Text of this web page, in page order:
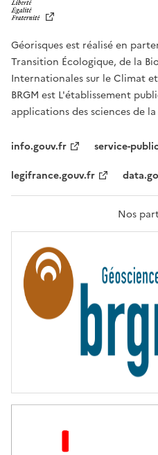
Géorisques est réalisé en
Transition Écologique, de la
Internationales sur le Climat
BRGM est L'établissement
applications des sciences de
info.gouv.fr
service-
legifrance.gouv.fr
Nos